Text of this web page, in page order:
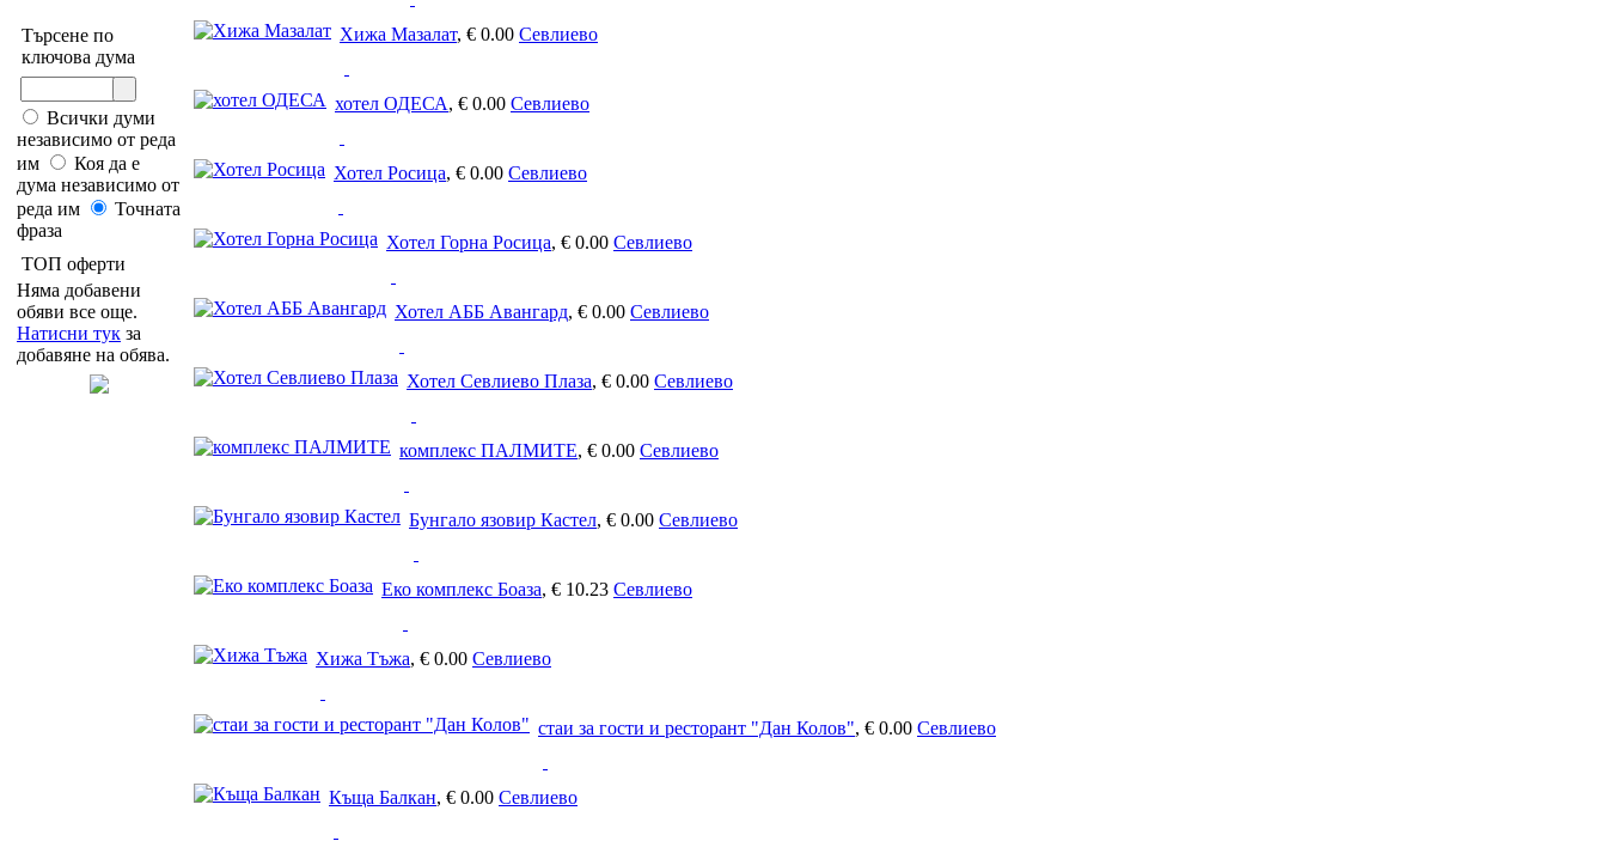
Търсене по
ключова дума
Всички думи
независимо от реда
им
Коя да е
дума независимо от
реда им
Точната
фраза
ТОП оферти
Няма добавени
обяви все още.
Натисни тук за
добавяне на обява.
Хижа Мазалат, € 0.00 Севлиево
хотел ОДЕСА, € 0.00 Севлиево
Хотел Росица, € 0.00 Севлиево
Хотел Горна Росица, € 0.00 Севлиево
Хотел АББ Авангард, € 0.00 Севлиево
Хотел Севлиево Плаза, € 0.00 Севлиево
комплекс ПАЛМИТЕ, € 0.00 Севлиево
Бунгало язовир Кастел, € 0.00 Севлиево
Еко комплекс Боаза, € 10.23 Севлиево
Хижа Тъжа, € 0.00 Севлиево
стаи за гости и ресторант "Дан Колов", € 0.00 Севлиево
Къща Балкан, € 0.00 Севлиево